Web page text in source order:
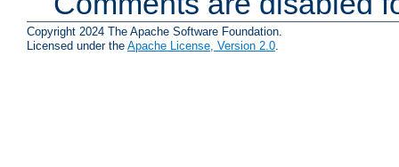
Copyright 2024 The Apache Software Foundation.
Licensed under the Apache License, Version 2.0.